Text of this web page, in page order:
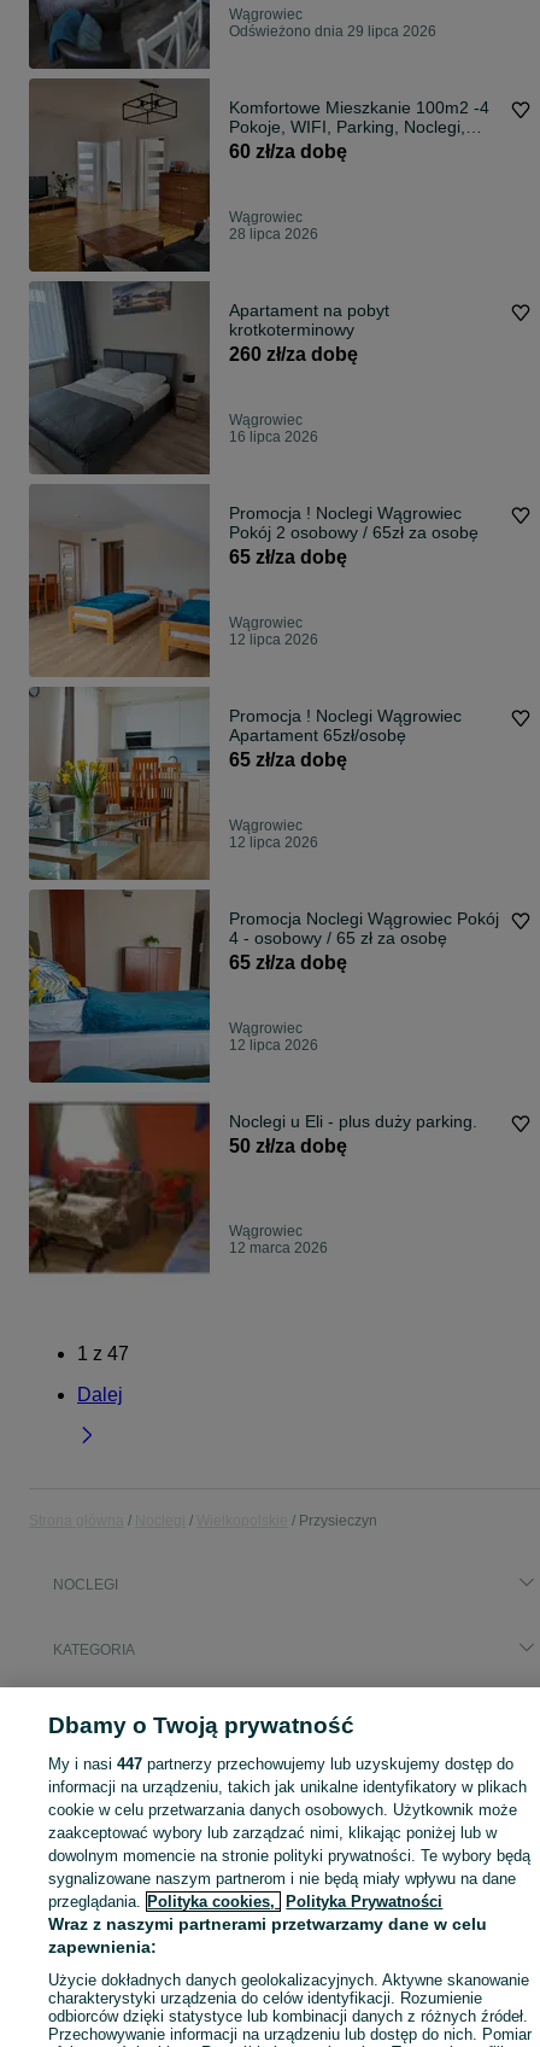
Wągrowiec
Odświeżono dnia 29 lipca 2026
Komfortowe Mieszkanie 100m2 -4
Pokoje, WIFI, Parking, Noclegi,
Kwatery
60 zł/za dobę
Wągrowiec
28 lipca 2026
Apartament na pobyt
krotkoterminowy
260 zł/za dobę
Wągrowiec
16 lipca 2026
Promocja ! Noclegi Wągrowiec
Pokój 2 osobowy / 65zł za osobę
65 zł/za dobę
Wągrowiec
12 lipca 2026
Promocja ! Noclegi Wągrowiec
Apartament 65zł/osobę
65 zł/za dobę
Wągrowiec
12 lipca 2026
Promocja Noclegi Wągrowiec Pokój
4 - osobowy / 65 zł za osobę
65 zł/za dobę
Wągrowiec
12 lipca 2026
Noclegi u Eli - plus duży parking.
50 zł/za dobę
Wągrowiec
12 marca 2026
1 z 47
Dalej
Przysieczyn
NOCLEGI
KATEGORIA
Mapa kategorii
Mapa miejscowości
Mapa ministron
Popularne wyszukiwania
Dbamy o Twoją prywatność
My i nasi447 partnerzy przechowujemy lub uzyskujemy dostęp do
informacji na urządzeniu, takich jak unikalne identyfikatory w plikach
cookie w celu przetwarzania danych osobowych. Użytkownik może
zaakceptować wybory lub zarządzać nimi, klikając poniżej lub w
dowolnym momencie na stronie polityki prywatności. Te wybory będą
sygnalizowane naszym partnerom i nie będą miały wpływu na dane
przeglądania. Polityka cookies, Polityka Prywatności
Wraz z naszymi partnerami przetwarzamy dane w celu
zapewnienia:
Użycie dokładnych danych geolokalizacyjnych. Aktywne skanowanie
charakterystyki urządzenia do celów identyfikacji. Rozumienie
odbiorców dzięki statystyce lub kombinacji danych z różnych źródeł.
Przechowywanie informacji na urządzeniu lub dostęp do nich. Pomiar